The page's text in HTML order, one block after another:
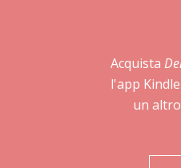
Acquista
l'app
un